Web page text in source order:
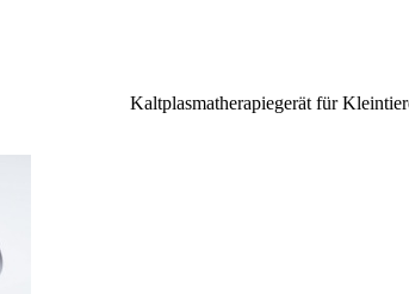
Kaltplasmatherapiegerät für